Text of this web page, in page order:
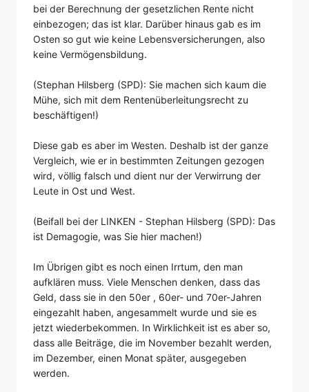
bei der Berechnung der gesetzlichen Rente nicht
einbezogen; das ist klar. Darüber hinaus gab es im
Osten so gut wie keine Lebensversicherungen, also
keine Vermögensbildung.
(Stephan Hilsberg (SPD): Sie machen sich kaum die
Mühe, sich mit dem Rentenüberleitungsrecht zu
beschäftigen!)
Diese gab es aber im Westen. Deshalb ist der ganze
Vergleich, wie er in bestimmten Zeitungen gezogen
wird, völlig falsch und dient nur der Verwirrung der
Leute in Ost und West.
(Beifall bei der LINKEN - Stephan Hilsberg (SPD): Das
ist Demagogie, was Sie hier machen!)
Im Übrigen gibt es noch einen Irrtum, den man
aufklären muss. Viele Menschen denken, dass das
Geld, dass sie in den 50er , 60er- und 70er-Jahren
eingezahlt haben, angesammelt wurde und sie es
jetzt wiederbekommen. In Wirklichkeit ist es aber so,
dass alle Beiträge, die im November bezahlt werden,
im Dezember, einen Monat später, ausgegeben
werden.